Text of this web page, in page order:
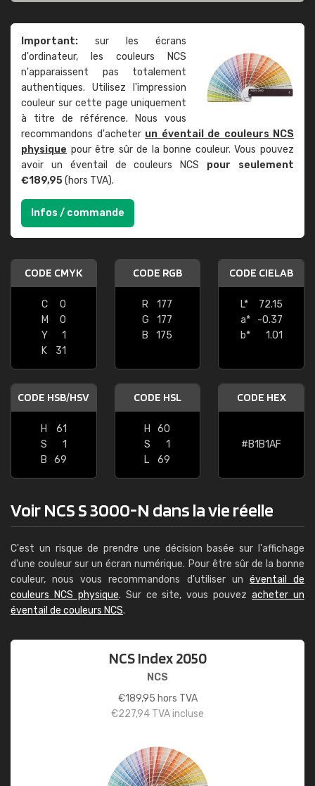
Important: sur les écrans
d'ordinateur, les couleurs NCS
n'apparaissent pas totalement
authentiques. Utilisez l'impression
couleur sur cette page uniquement
à titre de référence. Nous vous
recommandons d'acheter un éventail de couleurs NCS
physique pour être sûr de la bonne couleur. Vous pouvez
avoir un éventail de couleurs NCS pour seulement
€189,95(hors TVA).
Infos / commande
CODE CMYK
C
0
M
0
Y
1
K
31
CODE RGB
R
177
G
177
B
175
CODE CIELAB
L*
72.15
a*
-0.37
b*
1.01
CODE HSB/HSV
H
61
S
1
B
69
CODE HSL
H
60
S
1
L
69
CODE HEX
#B1B1AF
Voir NCS S 3000-N dans la vie réelle
C'est un risque de prendre une décision basée sur l'affichage
d'une couleur sur un écran numérique. Pour être sûr de la bonne
couleur, nous vous recommandons d'utiliser un éventail de
couleurs NCS physique. Sur ce site, vous pouvezacheter un
éventail de couleurs NCS.
NCS Index 2050
NCS
€189,95 hors TVA
€227,94 TVA incluse